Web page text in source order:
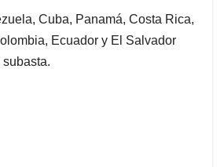
Cuba, Panamá, Costa Rica,
Ecuador y El Salvador